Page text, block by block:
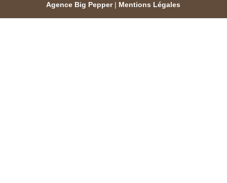
Agence Big Pepper| Mentions Légales